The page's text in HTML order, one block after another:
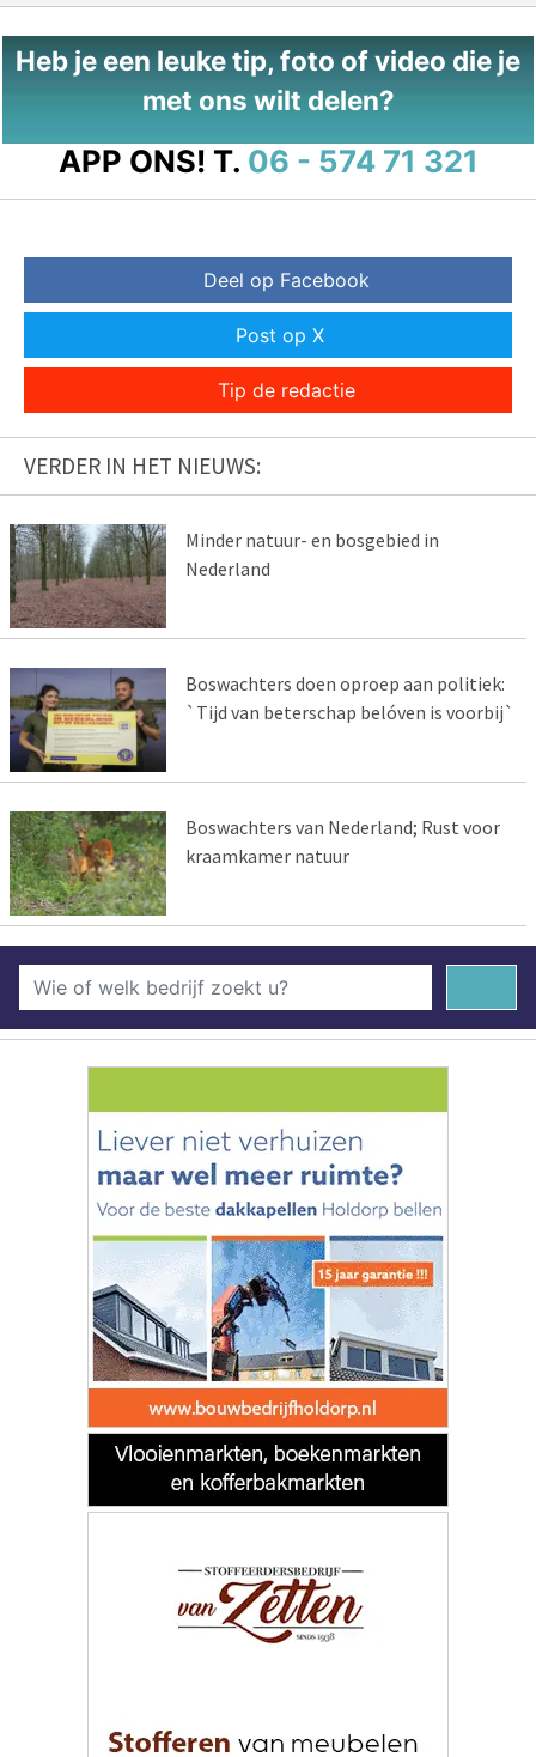
Heb je een leuke tip, foto of video die je
met ons wilt delen?
APP ONS! T. 06 - 574 71 321
Deel op Facebook
Post op X
Tip de redactie
VERDER IN HET NIEUWS:
Minder natuur- en bosgebied in
Nederland
Boswachters doen oproep aan politiek:
`Tijd van beterschap belóven is voorbij`
Boswachters van Nederland; Rust voor
kraamkamer natuur